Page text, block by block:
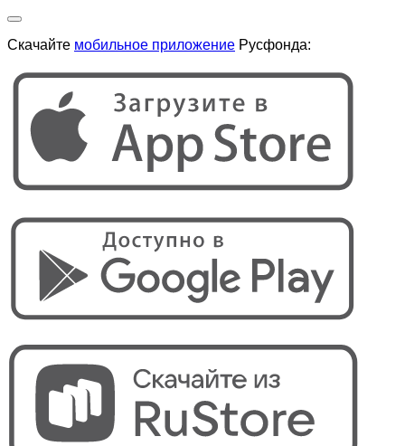
Скачайте мобильное приложение Русфонда: